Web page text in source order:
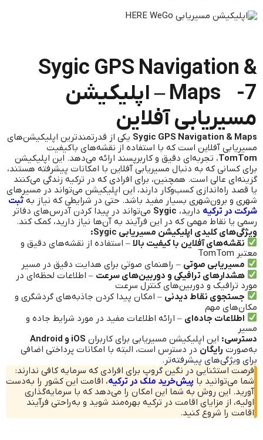
Sygic GPS Navigation &
Maps -7 – اپلیکیشن
مسیریابی آفلاین
Sygic GPS Navigation & Maps یکی از قدرتمندترین اپلیکیشن‌های
مسیریابی آفلاین است که با استفاده از نقشه‌های باکیفیت
TomTom، تجربه‌ای دقیق و کاربرپسند ارائه می‌دهد. این اپلیکیشن
برای کسانی که به دنبال مسیریابی آفلاین با امکانات پیشرفته هستند،
گزینه‌ای عالی است. همچنین، برای افرادی که در ترکیه زندگی می‌کنند
یا قصد راه‌اندازی کسب‌وکار دارند، این اپلیکیشن می‌تواند در مسیرهای
شهری و برون‌شهری بسیار مفید باشد. حتی در شرایطی که نیاز به ثبت
شرکت در ترکیه دارید، Sygic می‌تواند در پیدا کردن آدرس‌های دفاتر
رسمی یا نقاط مهمی که در این فرآیند به آن‌ها نیاز دارید، کمک کند.
ویژگی‌های کلیدی اپلیکیشن مسیریابی Sygic:
نقشه‌های آفلاین با کیفیت بالا – استفاده از نقشه‌های دقیق و
معتبر TomTom
مسیریابی صوتی – راهنمای صوتی برای هدایت دقیق در مسیر
هشدارهای ترافیکی و دوربین‌های سرعت – اطلاعات لحظه‌ای در
مورد ترافیک و دوربین‌های کنترل سرعت
جستجوی نقاط دیدنی – امکان پیدا کردن جاذبه‌های گردشگری و
مکان‌های مهم
اطلاعات جاده‌ای – ارائه اطلاعات مفید در مورد شرایط جاده و
مسیر
دسترسی: این اپلیکیشن مسیریابی برای کاربران iOS و Android
به‌صورت رایگان در دسترس است، البته با امکانات پرداختی اضافی
برای ویژگی‌های پیشرفته‌تر.
فرصت استثنایی در نگین گروپ برای افرادی که سرمایه کافی ندارند:
شما می‌توانید با پیش‌خرید ملک در ترکیه، اقامت این کشور را به‌دست
آورید. این روش به شما این امکان را می‌دهد که با سرمایه‌گذاری
اولیه، از مزایای اقامت در ترکیه بهره‌مند شوید و به‌راحتی فرآیند
اقامت را شروع کنید.